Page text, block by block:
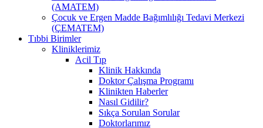
(AMATEM)
Çocuk ve Ergen Madde Bağımlılığı Tedavi Merkezi
(ÇEMATEM)
Tıbbi Birimler
Kliniklerimiz
Acil Tıp
Klinik Hakkında
Doktor Çalışma Programı
Klinikten Haberler
Nasıl Gidilir?
Sıkça Sorulan Sorular
Doktorlarımız